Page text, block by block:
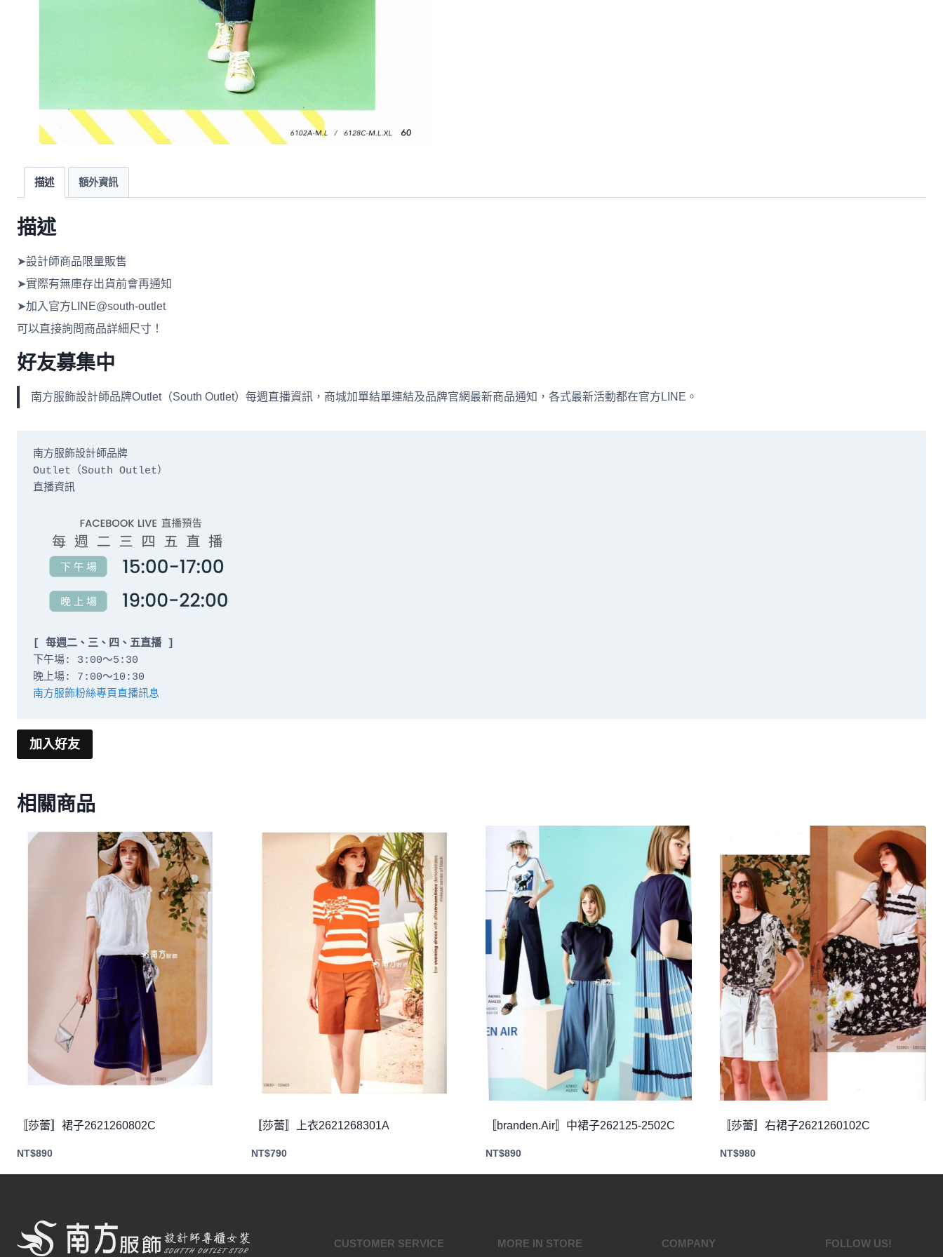
描述 額外資訊
描述
➤設計師商品限量販售
➤實際有無庫存出貨前會再通知
➤加入官方LINE@south-outlet
可以直接詢問商品詳細尺寸！
好友募集中
南方服飾設計師品牌Outlet（South Outlet）每週直播資訊，商城加單結單連結及品牌官網最新商品通知，各式最新活動都在官方LINE。
南方服飾設計師品牌
Outlet（South Outlet）
直播資訊
[ 每週二、三、四、五直播 ]
下午場: 3:00～5:30
南方服飾粉絲專頁直播訊息
加入好友
相關商品
〚莎蕾〛裙子2621260802C
NT$890
〚莎蕾〛上衣2621268301A
NT$790
〚branden.Air〛中裙子262125-2502C
NT$890
〚莎蕾〛右裙子2621260102C
NT$980
CUSTOMER SERVICE MORE IN STORE COMPANY FOLLOW US!